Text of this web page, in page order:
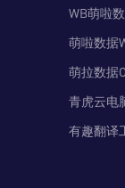
WB萌啦
萌啦数据
萌拉数据
青虎云电
有趣翻译